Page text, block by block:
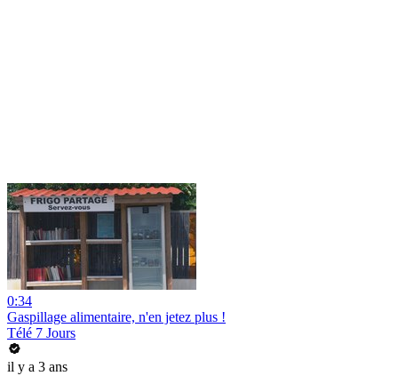
0:34
Gaspillage alimentaire, n'en jetez plus !
Télé 7 Jours
il y a 3 ans